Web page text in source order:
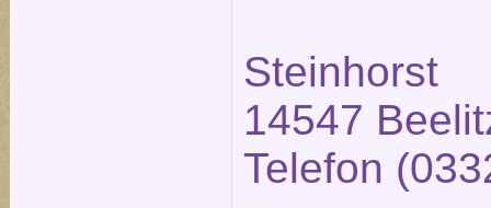
Steinhorst
14547
Telefon